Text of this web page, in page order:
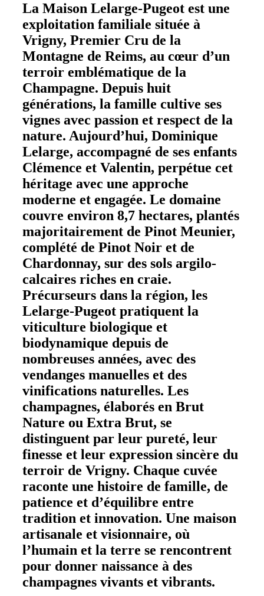
La Maison Lelarge-Pugeot est une
exploitation familiale située à
Vrigny, Premier Cru de la
Montagne de Reims, au cœur d’un
terroir emblématique de la
Champagne. Depuis huit
générations, la famille cultive ses
vignes avec passion et respect de la
nature. Aujourd’hui, Dominique
Lelarge, accompagné de ses enfants
Clémence et Valentin, perpétue cet
héritage avec une approche
moderne et engagée. Le domaine
couvre environ 8,7 hectares, plantés
majoritairement de Pinot Meunier,
complété de Pinot Noir et de
Chardonnay, sur des sols argilo-
calcaires riches en craie.
Précurseurs dans la région, les
Lelarge-Pugeot pratiquent la
viticulture biologique et
biodynamique depuis de
nombreuses années, avec des
vendanges manuelles et des
vinifications naturelles. Les
champagnes, élaborés en Brut
Nature ou Extra Brut, se
distinguent par leur pureté, leur
finesse et leur expression sincère du
terroir de Vrigny. Chaque cuvée
raconte une histoire de famille, de
patience et d’équilibre entre
tradition et innovation. Une maison
artisanale et visionnaire, où
l’humain et la terre se rencontrent
pour donner naissance à des
champagnes vivants et vibrants.